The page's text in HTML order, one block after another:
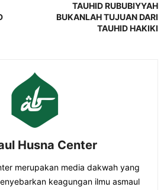
TAUHID RUBUBIYYAH
BUKANLAH TUJUAN DARI
TAUHID HAKIKI
Husna Center
merupakan media dakwah yang
keagungan ilmu asmaul